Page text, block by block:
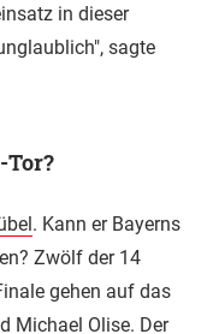
in dieser
sagte
Tor?
. Kann er Bayerns
Zwölf der 14
gehen auf das
Michael Olise. Der